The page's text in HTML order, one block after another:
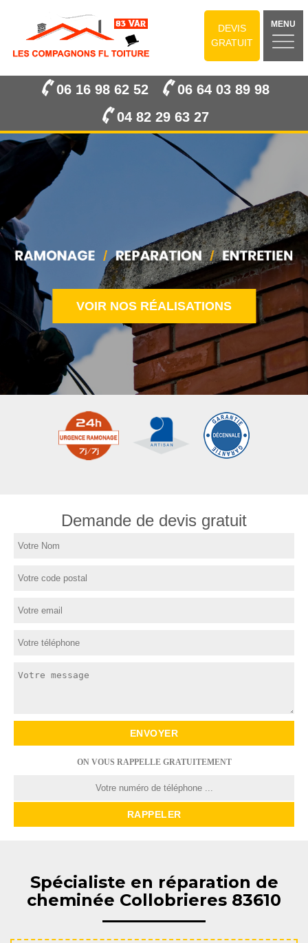
DEVIS
GRATUIT
MENU
06 16 98 62 52
06 64 03 89 98
04 82 29 63 27
VOIR NOS RÉALISATIONS
Demande de devis gratuit
ON VOUS RAPPELLE GRATUITEMENT
Spécialiste en réparation de
cheminée Collobrieres 83610